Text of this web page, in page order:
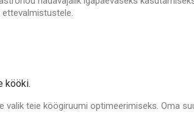
kööki.
valik teie köögiruumi optimeerimiseks. Oma